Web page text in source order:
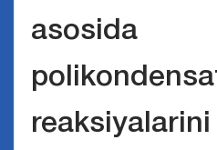
asosida